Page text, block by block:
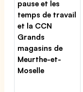
pause et les
temps de travail
et la CCN
Grands
magasins de
Meurthe-et-
Moselle